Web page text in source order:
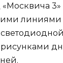
3»
линиями